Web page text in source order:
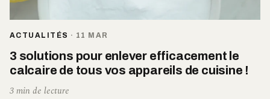
ACTUALITÉS · 11 MAR
3 solutions pour enlever efficacement le
calcaire de tous vos appareils de cuisine !
3 min de lecture